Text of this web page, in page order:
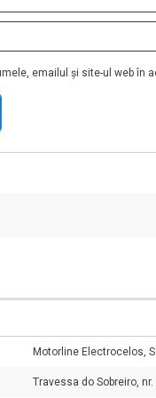
emailul și site-ul web în
Motorline Electrocelos,
Travessa do Sobreiro,